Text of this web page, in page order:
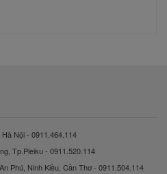
Nội - 0911.464.114
Tp.Pleiku - 0911.520.114
Phú, Ninh Kiều, Cần Thơ - 0911.504.114